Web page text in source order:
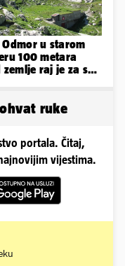
Odmor u starom
100 metara
zemlje raj je za sva
ruke
portala. Čitaj,
vijestima.